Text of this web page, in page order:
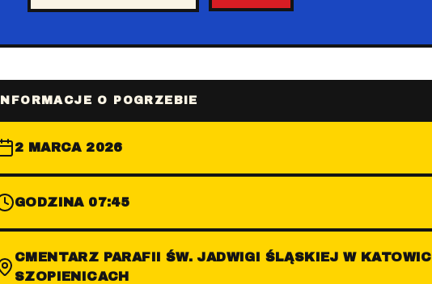
INFORMACJE O POGRZEBIE
2 MARCA 2026
GODZINA 07:45
CMENTARZ PARAFII ŚW. JADWIGI ŚLĄSKIEJ W
SZOPIENICACH